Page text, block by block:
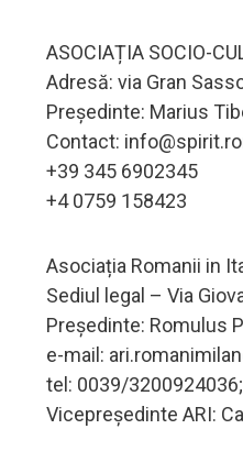
ASOCIAȚIA SOCIO-
Adresă: via Gran
Președinte: Marius
Contact:
+39 345 6902345
+4 0759 158423
Asociația Romanii in
Sediul legal – Via
Președinte: Romulus
e-mail:
tel: 0039/
Vicepreședinte ARI: